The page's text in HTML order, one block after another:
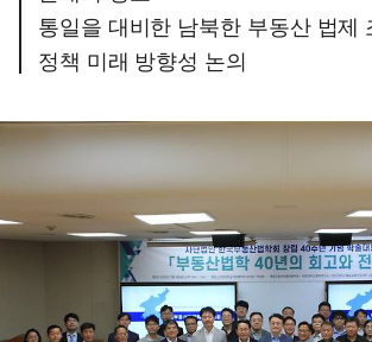
통일을 대비한 남북한 부동산 법제
정책 미래 방향성 논의